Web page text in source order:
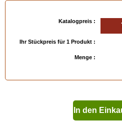
Katalogpreis :
Ihr Stückpreis für 1 Produkt :
Menge :
In den